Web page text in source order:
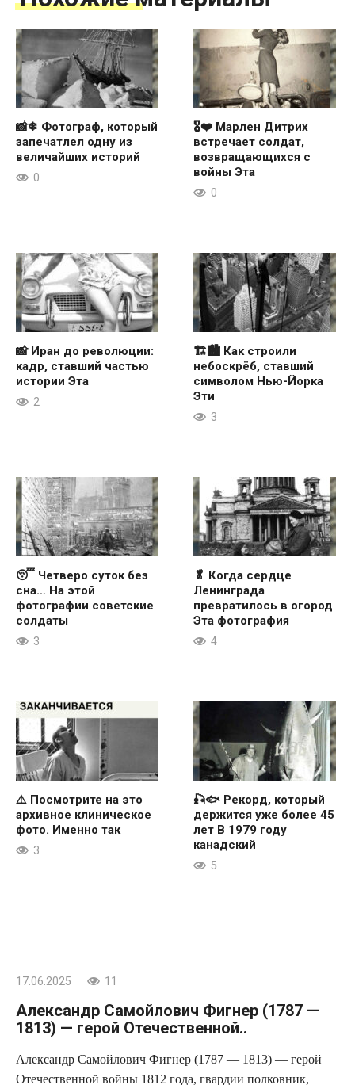
📸❄ Фотограф, который
запечатлел одну из
величайших историй
0
🎖❤ Марлен Дитрих
встречает солдат,
возвращающихся с
войны Эта
0
📸 Иран до революции:
кадр, ставший частью
истории Эта
2
🏗🏙 Как строили
небоскрёб, ставший
символом Нью-Йорка
Эти
3
😴 Четверо суток без
сна… На этой
фотографии советские
солдаты
3
🥬 Когда сердце
Ленинграда
превратилось в огород
Эта фотография
4
⚠️ Посмотрите на это
архивное клиническое
фото. Именно так
3
🎣🐟 Рекорд, который
держится уже более 45
лет В 1979 году
канадский
5
17.06.2025 11
Александр Самойлович Фигнер (1787 —
1813) — герой Отечественной..
Александр Самойлович Фигнер (1787 — 1813) — герой
Отечественной войны 1812 года, гвардии полковник,